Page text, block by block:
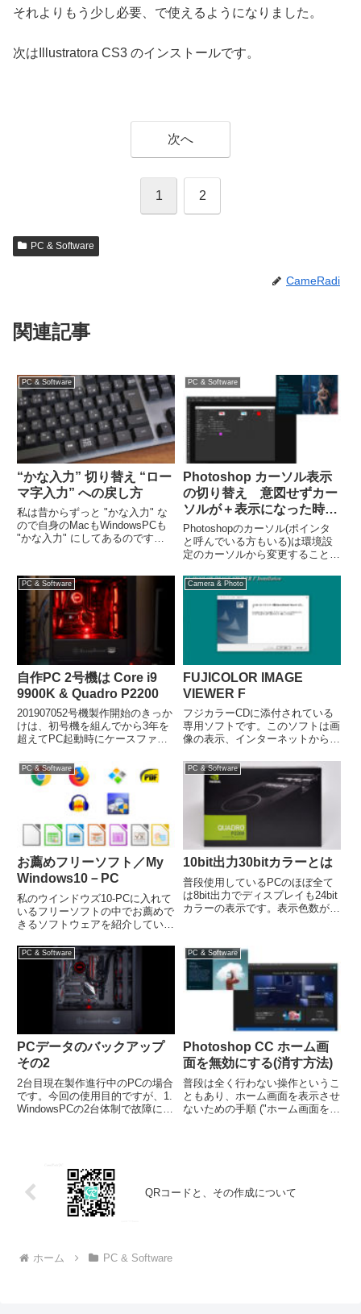
それよりもう少し必要、で使えるようになりました。
次はIllustratora CS3 のインストールです。
次へ
1 2
PC & Software
CameRadi
関連記事
PC & Software
“かな入力” 切り替え “ロー
マ字入力” への戻し方
私は昔からずっと "かな入力" な
ので自身のMacもWindowsPCも
"かな入力" にしてあるのです
する場合に かな入力 に切り替え
た方が効率が良いときなどに限っ
て、その切り...
PC & Software
Photoshop カーソル表示
の切り替え 意図せずカー
ソルが＋表示になった時
は・・・
Photoshopのカーソル(ポインタ
と呼んでいる方もいる)は環境設
定のカーソルから変更することが
示に変わってしまうことがありま
す。私は通常ペイントカーソルは
"ブラシ先端" にその他カーソル
は "精細" で使...
PC & Software
自作PC 2号機は Core i9
9900K & Quadro P2200
201907052号機製作開始のきっか
けは、初号機を組んでから3年を
超えてPC起動時にケースファン
たことですが、他にも Windows
10 PCの2台体制で故障やデータ
バックアップに備えるため
Camera & Photo
FUJICOLOR IMAGE
VIEWER F
フジカラーCDに添付されている
専用ソフトです。このソフトは画
像の表示、インターネットからの
どの機能があります。ですが、今
はいろいろなビューワーがありま
すのでインストールの必要はない
と思うのですが、もしWindo...
PC & Software
お薦めフリーソフト／My
Windows10－PC
私のウインドウズ10-PCに入れて
いるフリーソフトの中でお薦めで
きるソフトウェアを紹介していま
Google Chrome言わずと知れたブ
ラウザ、Windows10になり搭載
されたMicrosoft のEdge が使...
PC & Software
10bit出力30bitカラーとは
普段使用しているPCのほぼ全て
は8bit出力でディスプレイも24bit
カラーの表示です。表示色数が約
ィスプレイへのカラー出力は
RGBの3色で各色8bit 256階調で
成り立ってい...
PC & Software
PCデータのバックアップ
その2
2台目現在製作進行中のPCの場合
です。今回の使用目的ですが、1.
WindowsPCの2台体制で故障に備
イ表示 などです。
PC & Software
Photoshop CC ホーム画
面を無効にする(消す方法)
普段は全く行わない操作というこ
ともあり、ホーム画面を表示させ
ないための手順 ("ホーム画面を無
QRコードと、その作成について
ホーム PC & Software